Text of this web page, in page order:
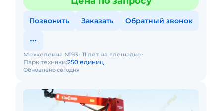
Позвонить Заказать Обратный звонок
Обновлено сегодня
Мехколонна №93 11 лет на площадке
Парк техники:250 единиц